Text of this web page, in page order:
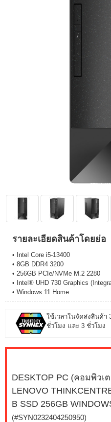
รายละเอียดสินค้าโดยย่อ
• Intel Core i5-13400
• 8GB DDR4 3200
• 256GB PCIe/NVMe M.2 2280
• Intel® UHD 730 Graphics
• Windows 11 Home
ใช้เวลาในจัดส่งสินค้า
ชั่วโมง และ 3 ชั่วโมง
DESKTOP PC (คอมพิวเ
LENOVO
B SSD 256GB
(#SYN0232404250950)